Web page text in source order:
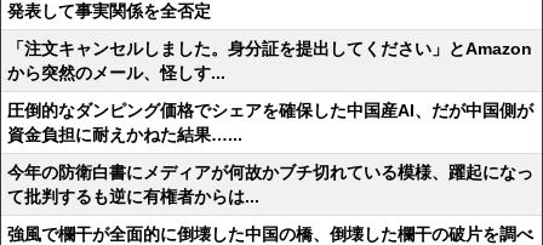
発表して事実関係を全否定
「注文キャンセルしました。身分証を提出してください」とAmazon
から突然のメール、怪しす...
圧倒的なダンピング価格でシェアを確保した中国産AI、だが中国側が
資金負担に耐えかねた結果…...
今年の防衛白書にメディアが何故かブチ切れている模様、躍起になっ
て批判するも逆に有権者からは...
強風で欄干が全面的に倒壊した中国の橋、倒壊した欄干の破片を調べ